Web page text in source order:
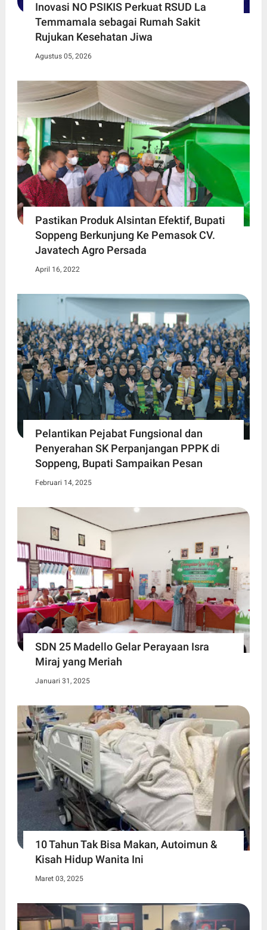
Inovasi NO PSIKIS Perkuat RSUD La
Temmamala sebagai Rumah Sakit
Rujukan Kesehatan Jiwa
Agustus 05, 2026
Pastikan Produk Alsintan Efektif, Bupati
Soppeng Berkunjung Ke Pemasok CV.
Javatech Agro Persada
April 16, 2022
Pelantikan Pejabat Fungsional dan
Penyerahan SK Perpanjangan PPPK di
Soppeng, Bupati Sampaikan Pesan
Februari 14, 2025
SDN 25 Madello Gelar Perayaan Isra
Miraj yang Meriah
Januari 31, 2025
10 Tahun Tak Bisa Makan, Autoimun &
Kisah Hidup Wanita Ini
Maret 03, 2025